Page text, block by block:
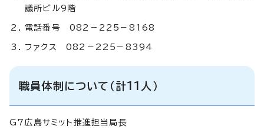
議所ビル9階
電話番号 082－225－8168
ファクス 082－225－8394
職員体制について（計11人）
G7広島サミット推進担当局長